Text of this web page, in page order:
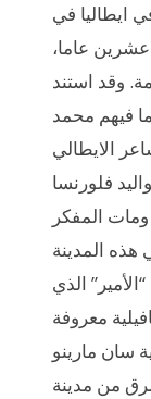
ايطاليا في
عشرين عاما،
وقد استند
فيهم محمد
الايطالي
فلورنسا
المفكر
هذه المدينة
الذي
معروفة
سان مارينو
من مدينة